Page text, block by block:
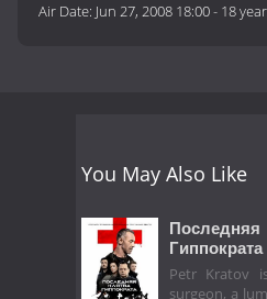
Air Date: Jun 27, 2008 18:00- 18
You May Also Like
Гиппократа
Petr Kratov
surgeon, a